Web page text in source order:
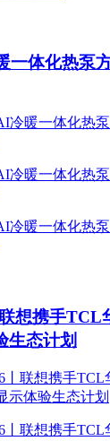
一体化热泵
想携手TCL
生态计划